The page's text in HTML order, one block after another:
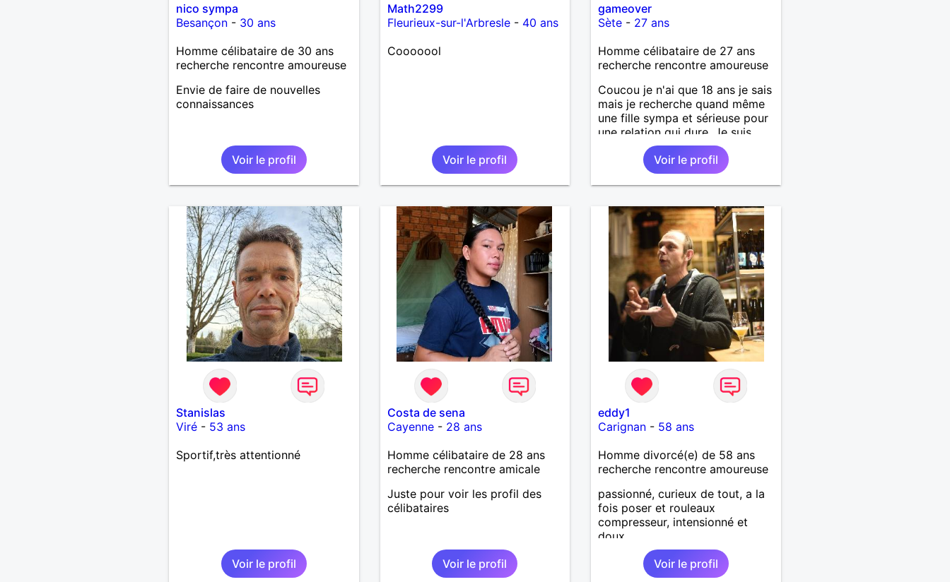
nico sympa
Besançon- 30 ans
Homme célibataire de 30 ans
recherche rencontre amoureuse
Envie de faire de nouvelles
connaissances
Voir le profil
Math2299
Fleurieux-sur-l'Arbresle- 40 ans
Cooooool
Voir le profil
gameover
Sète - 27 ans
Homme célibataire de 27 ans
recherche rencontre amoureuse
Coucou je n'ai que 18 ans je sais
mais je recherche quand même
une fille sympa et sérieuse pour
une relation qui dure. Je suis
passionné par la nature, le
dessin, le cinéma, j'aime passer
du temps en famille et avec mes
amis. Et toi ?
Voir le profil
Stanislas
Viré- 53 ans
Sportif,très attentionné
Voir le profil
Costa de sena
Cayenne- 28 ans
Homme célibataire de 28 ans
recherche rencontre amicale
Juste pour voir les profil des
célibataires
Voir le profil
eddy1
Carignan - 58 ans
Homme divorcé(e) de 58 ans
recherche rencontre amoureuse
passionné, curieux de tout, a la
fois poser et rouleaux
compresseur, intensionné et
doux
Voir le profil